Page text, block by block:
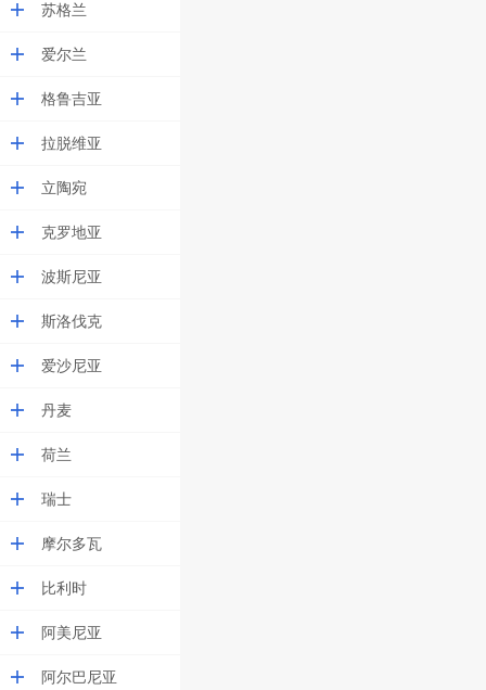
苏格兰
爱尔兰
格鲁吉亚
拉脱维亚
立陶宛
克罗地亚
波斯尼亚
斯洛伐克
爱沙尼亚
丹麦
荷兰
瑞士
摩尔多瓦
比利时
阿美尼亚
阿尔巴尼亚